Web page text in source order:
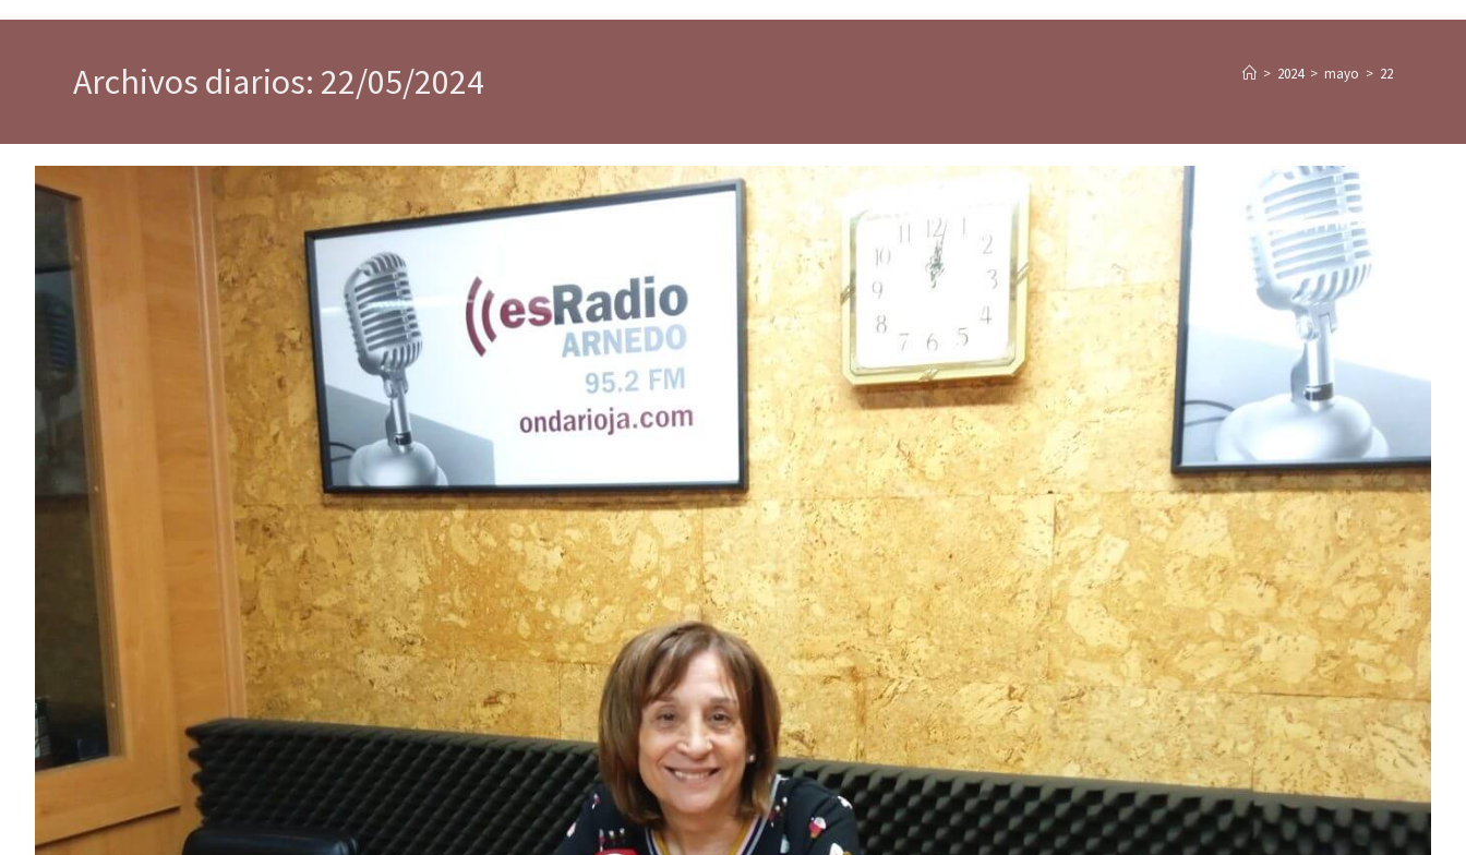
Archivos diarios: 22/05/2024 > 2024 > mayo > 22